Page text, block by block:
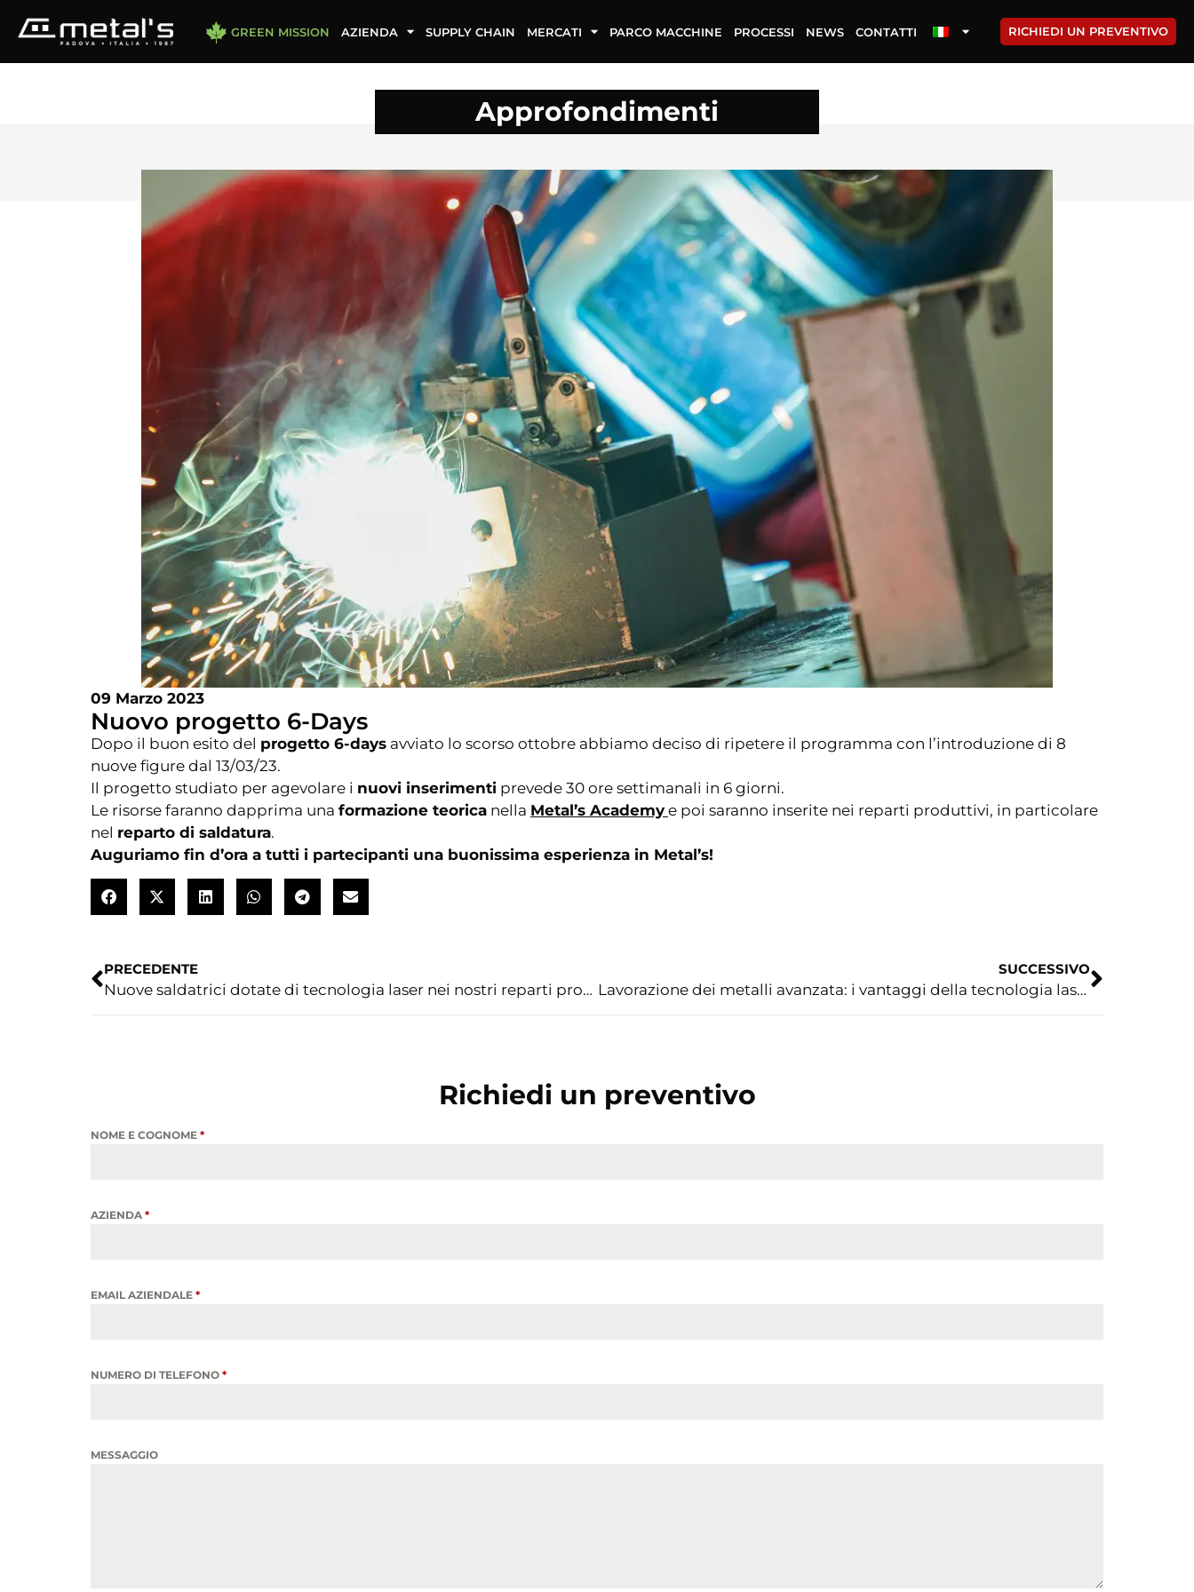
GREEN MISSION AZIENDA SUPPLY CHAIN MERCATI PARCO MACCHINE PROCESSI NEWS CONTATTI RICHIEDI UN PREVENTIVO
Approfondimenti
09 Marzo 2023
Nuovo progetto 6-Days
Dopo il buon esito del progetto 6-days avviato lo scorso ottobre abbiamo deciso di ripetere il programma con l’introduzione di 8
nuove figure dal 13/03/23.
Il progetto studiato per agevolare i nuovi inserimenti prevede 30 ore settimanali in 6 giorni.
Le risorse faranno dapprima una formazione teorica nella Metal’s Academy e poi saranno inserite nei reparti produttivi, in particolare
nel reparto di saldatura.
Auguriamo fin d’ora a tutti i partecipanti una buonissima esperienza in Metal’s!
PRECEDENTE
Nuove saldatrici dotate di tecnologia laser nei nostri reparti produttivi
SUCCESSIVO
Lavorazione dei metalli avanzata: i vantaggi della tecnologia laser nel settore metalmeccanico
Richiedi un preventivo
NOME E COGNOME *
AZIENDA *
EMAIL AZIENDALE *
NUMERO DI TELEFONO *
MESSAGGIO